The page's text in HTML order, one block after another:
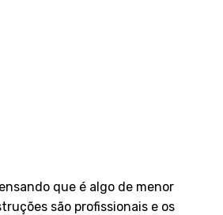
que é algo de menor
são profissionais e os